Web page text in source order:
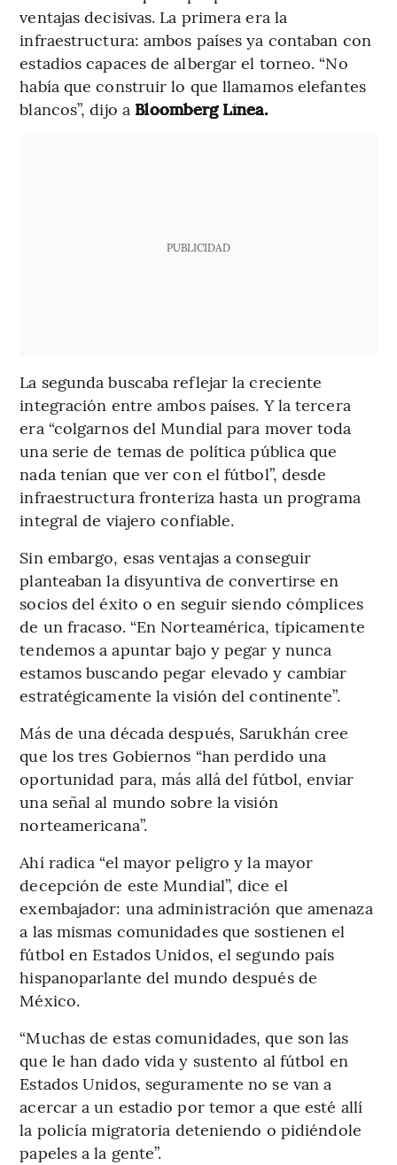
ventajas decisivas. La primera era la
infraestructura: ambos países ya contaban con
estadios capaces de albergar el torneo. “No
había que construir lo que llamamos elefantes
blancos”, dijo a Bloomberg Línea.
PUBLICIDAD
La segunda buscaba reflejar la creciente
integración entre ambos países. Y la tercera
era “colgarnos del Mundial para mover toda
una serie de temas de política pública que
nada tenían que ver con el fútbol”, desde
infraestructura fronteriza hasta un programa
integral de viajero confiable.
Sin embargo, esas ventajas a conseguir
planteaban la disyuntiva de convertirse en
socios del éxito o en seguir siendo cómplices
de un fracaso. “En Norteamérica, típicamente
tendemos a apuntar bajo y pegar y nunca
estamos buscando pegar elevado y cambiar
estratégicamente la visión del continente”.
Más de una década después, Sarukhán cree
que los tres Gobiernos “han perdido una
oportunidad para, más allá del fútbol, enviar
una señal al mundo sobre la visión
norteamericana”.
Ahí radica “el mayor peligro y la mayor
decepción de este Mundial”, dice el
exembajador: una administración que amenaza
a las mismas comunidades que sostienen el
fútbol en Estados Unidos, el segundo país
hispanoparlante del mundo después de
México.
“Muchas de estas comunidades, que son las
que le han dado vida y sustento al fútbol en
Estados Unidos, seguramente no se van a
acercar a un estadio por temor a que esté allí
la policía migratoria deteniendo o pidiéndole
papeles a la gente”.